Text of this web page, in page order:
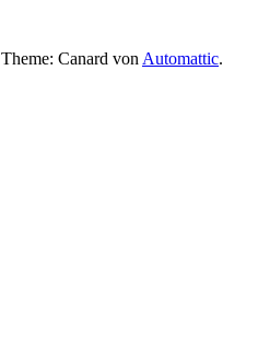
Theme: Canard von Automattic.